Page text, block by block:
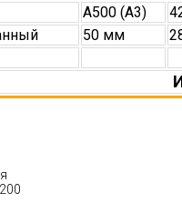
А500 (А3)
50 мм